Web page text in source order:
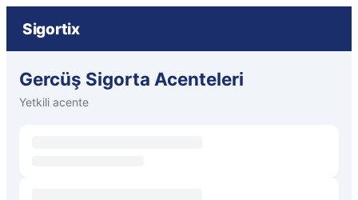
Sigortix
Gercüş Sigorta Acenteleri
Yetkili acente